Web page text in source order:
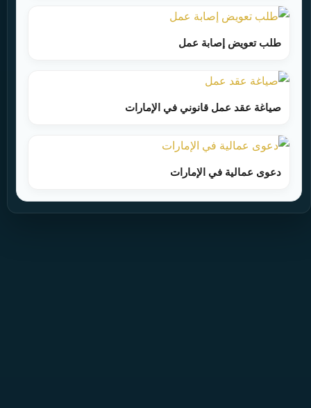
طلب تعويض إصابة عمل
صياغة عقد عمل قانوني في الإمارات
دعوى عمالية في الإمارات